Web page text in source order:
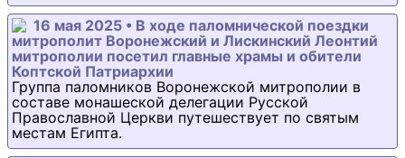
16 мая 2025 • В ходе паломнической поездки
митрополит Воронежский и Лискинский Леонтий
митрополии посетил главные храмы и обители
Коптской Патриархии
Группа паломников Воронежской митрополии в
составе монашеской делегации Русской
Православной Церкви путешествует по святым
местам Египта.